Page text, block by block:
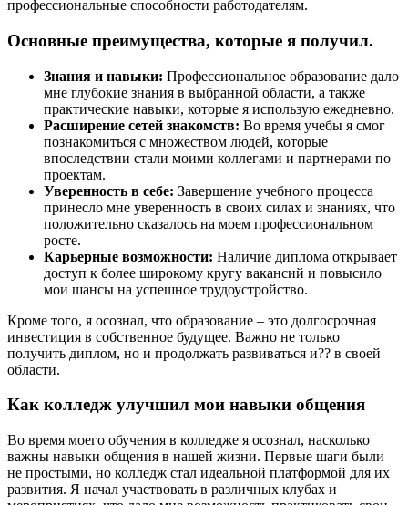
профессиональные способности работодателям.
Основные преимущества, которые я получил.
Знания и навыки: Профессиональное образование дало
мне глубокие знания в выбранной области, а также
практические навыки, которые я использую ежедневно.
Расширение сетей знакомств: Во время учебы я смог
познакомиться с множеством людей, которые
впоследствии стали моими коллегами и партнерами по
проектам.
Уверенность в себе: Завершение учебного процесса
принесло мне уверенность в своих силах и знаниях, что
положительно сказалось на моем профессиональном
росте.
Карьерные возможности: Наличие диплома открывает
доступ к более широкому кругу вакансий и повысило
мои шансы на успешное трудоустройство.
Кроме того, я осознал, что образование – это долгосрочная
инвестиция в собственное будущее. Важно не только
получить диплом, но и продолжать развиваться и?? в своей
области.
Как колледж улучшил мои навыки общения
Во время моего обучения в колледже я осознал, насколько
важны навыки общения в нашей жизни. Первые шаги были
не простыми, но колледж стал идеальной платформой для их
развития. Я начал участвовать в различных клубах и